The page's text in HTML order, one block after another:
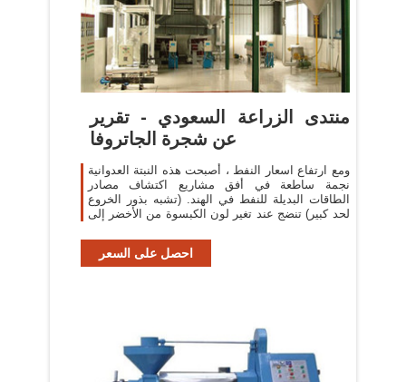
منتدى الزراعة السعودي - تقرير
عن شجرة الجاتروفا
ومع ارتفاع اسعار النفط ، أصبحت هذه النبتة العدوانية
نجمة ساطعة في أفق مشاريع اكتشاف مصادر
الطاقات البديلة للنفط في الهند. (تشبه بذور الخروع
لحد كبير) تنضج عند تغير لون الكبسوة من الأخضر إلى
احصل على السعر